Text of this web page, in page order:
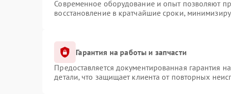
Современное оборудование и опыт позволяют
восстановление в кратчайшие сроки,
Гарантия на работы и запчасти
Предоставляется документированная гарантия
детали, что защищает клиента от повторных